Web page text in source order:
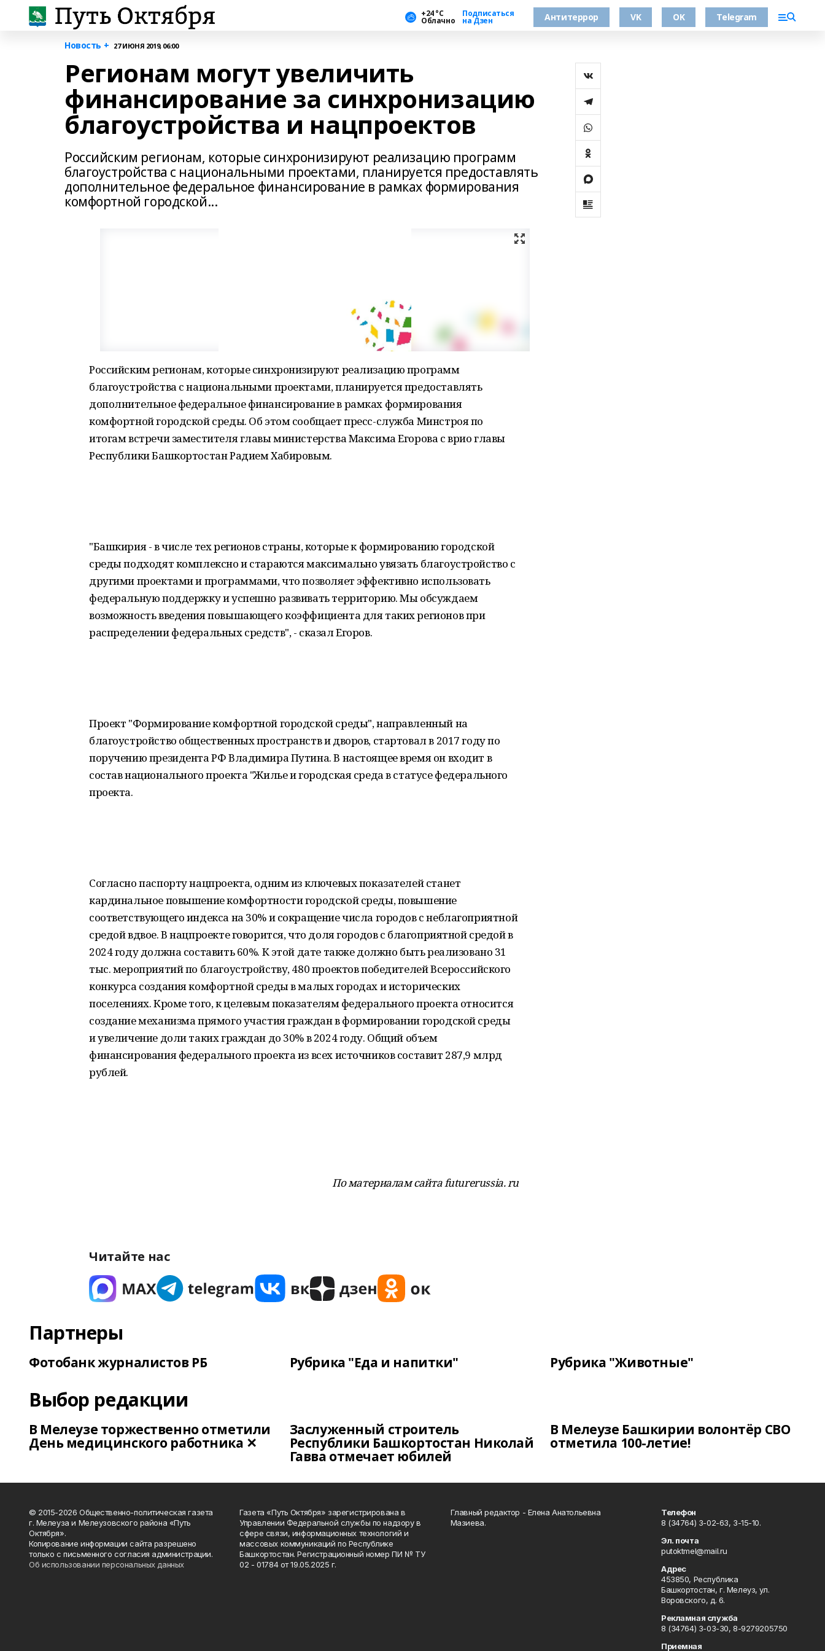
+24 °С
Облачно
Подписаться
на Дзен Антитеррор VK OK Telegram
Новость + 27 ИЮНЯ 2019, 06:00
Регионам могут увеличить
финансирование за синхронизацию
благоустройства и нацпроектов
Российским регионам, которые синхронизируют реализацию программ
благоустройства с национальными проектами, планируется предоставлять
дополнительное федеральное финансирование в рамках формирования
комфортной городской...
Российским регионам, которые синхронизируют реализацию программ
благоустройства с национальными проектами, планируется предоставлять
дополнительное федеральное финансирование в рамках формирования
комфортной городской среды. Об этом сообщает пресс-служба Минстроя по
итогам встречи заместителя главы министерства Максима Егорова с врио главы
Республики Башкортостан Радием Хабировым.
"Башкирия - в числе тех регионов страны, которые к формированию городской
среды подходят комплексно и стараются максимально увязать благоустройство с
другими проектами и программами, что позволяет эффективно использовать
федеральную поддержку и успешно развивать территорию. Мы обсуждаем
возможность введения повышающего коэффициента для таких регионов при
распределении федеральных средств", - сказал Егоров.
Проект "Формирование комфортной городской среды", направленный на
благоустройство общественных пространств и дворов, стартовал в 2017 году по
поручению президента РФ Владимира Путина. В настоящее время он входит в
состав национального проекта "Жилье и городская среда в статусе федерального
проекта.
Согласно паспорту нацпроекта, одним из ключевых показателей станет
кардинальное повышение комфортности городской среды, повышение
соответствующего индекса на 30% и сокращение числа городов с неблагоприятной
средой вдвое. В нацпроекте говорится, что доля городов с благоприятной средой в
2024 году должна составить 60%. К этой дате также должно быть реализовано 31
тыс. мероприятий по благоустройству, 480 проектов победителей Всероссийского
конкурса создания комфортной среды в малых городах и исторических
поселениях. Кроме того, к целевым показателям федерального проекта относится
создание механизма прямого участия граждан в формировании городской среды
и увеличение доли таких граждан до 30% в 2024 году. Общий объем
финансирования федерального проекта из всех источников составит 287,9 млрд
рублей.
По материалам сайта futurerussia. ru
Читайте нас
Партнеры
Фотобанк журналистов РБ Рубрика "Еда и напитки" Рубрика "Животные"
Выбор редакции
В Мелеузе торжественно отметили
День медицинского работника ✕
Заслуженный строитель
Республики Башкортостан Николай
Гавва отмечает юбилей
В Мелеузе Башкирии волонтёр СВО
отметила 100-летие!
© 2015-2026 Общественно-политическая газета
г. Мелеуза и Мелеузовского района «Путь
Октября».
Копирование информации сайта разрешено
только с письменного согласия администрации.
Об использовании персональных данных
Газета «Путь Октября» зарегистрирована в
Управлении Федеральной службы по надзору в
сфере связи, информационных технологий и
массовых коммуникаций по Республике
Башкортостан. Регистрационный номер ПИ № ТУ
02 - 01784 от 19.05.2025 г.
Главный редактор - Елена Анатольевна
Мазиева.
Телефон
8 (34764) 3-02-63, 3-15-10.
Эл. почта
putoktmel@mail.ru
Адрес
453850, Республика
Башкортостан, г. Мелеуз, ул.
Воровского, д. 6.
Рекламная служба
8 (34764) 3-03-30, 8-9279205750
Приемная